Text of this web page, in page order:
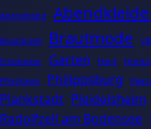
Abendkleid
Brautkleid Brautmode
Erotikwear
Garten Hanf
Pforzheim
Philippsburg
Plankstadt Pleidelsheim
Radolfzell am Bodensee